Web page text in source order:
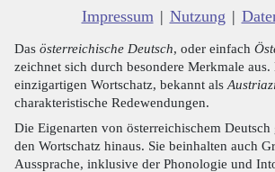
Impressum | Nutzung |
Das österreichische Deutsch, oder einfach
zeichnet sich durch besondere Merkmale aus.
einzigartigen Wortschatz, bekannt als
charakteristische Redewendungen.
Die Eigenarten von österreichischem
den Wortschatz hinaus. Sie beinhalten auch
Aussprache, inklusive der Phonologie und